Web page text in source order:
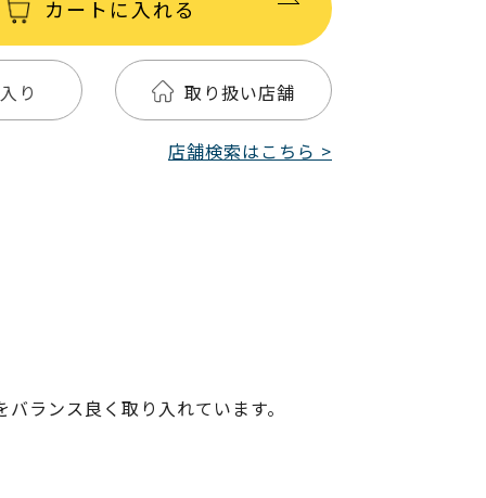
カートに入れる
り 取り扱い店舗
店舗検索はこちら >
ランス良く取り入れています。